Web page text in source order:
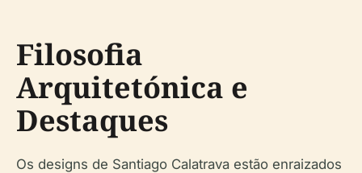
Filosofia
Arquitetónica e
Destaques
Os designs de Santiago Calatrava estão enraizados